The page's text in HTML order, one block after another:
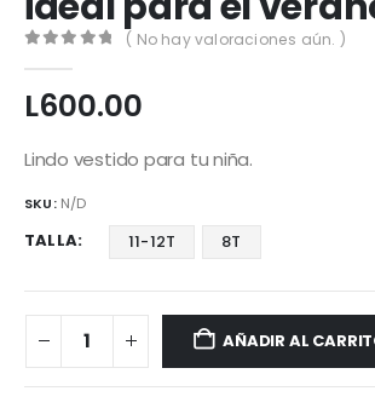
( No hay valoraciones aún. )
L600.00
Lindo vestido para tu niña.
SKU: N/D
TALLA 11-12T 8T
AÑADIR AL